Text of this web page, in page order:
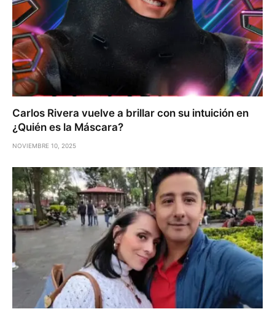
Carlos Rivera vuelve a brillar con su intuición en
¿Quién es la Máscara?
NOVIEMBRE 10, 2025